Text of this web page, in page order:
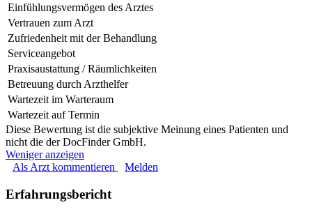
Einfühlungsvermögen des Arztes
Vertrauen zum Arzt
Zufriedenheit mit der Behandlung
Serviceangebot
Praxisaustattung / Räumlichkeiten
Betreuung durch Arzthelfer
Wartezeit im Warteraum
Wartezeit auf Termin
Diese Bewertung ist die subjektive Meinung eines Patienten und
nicht die der DocFinder GmbH.
Weniger anzeigen
Als Arzt kommentieren
Melden
Erfahrungsbericht